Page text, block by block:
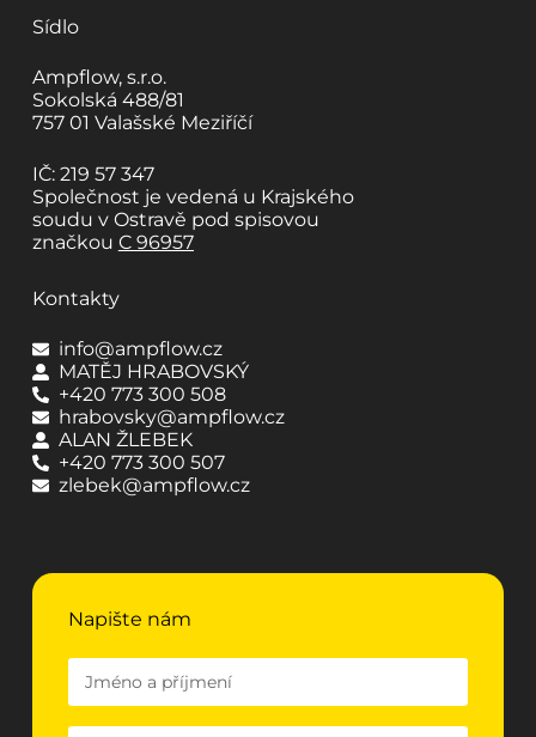
Sídlo
Ampflow, s.r.o.
Sokolská 488/81
757 01 Valašské Meziříčí
IČ: 219 57 347
Společnost je vedená u Krajského
soudu v Ostravě pod spisovou
značkou C 96957
Kontakty
info@ampflow.cz
MATĚJ HRABOVSKÝ
+420 773 300 508
hrabovsky@ampflow.cz
ALAN ŽLEBEK
+420 773 300 507
zlebek@ampflow.cz
Napište nám